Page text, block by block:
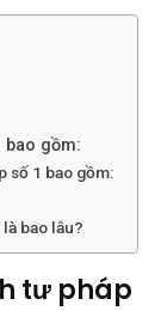
bao gồm:
số 1 bao gồm:
bao lâu?
tư pháp